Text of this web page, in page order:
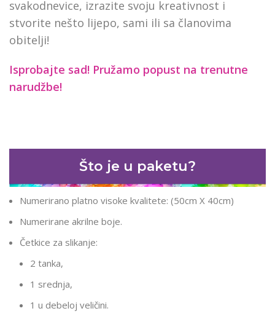
svakodnevice, izrazite svoju kreativnost i
stvorite nešto lijepo, sami ili sa članovima
obitelji!
Isprobajte sad! Pružamo popust na trenutne
narudžbe!
Što je u paketu?
Numerirano platno visoke kvalitete: (50cm X 40cm)
Numerirane akrilne boje.
Četkice za slikanje:
2 tanka,
1 srednja,
1 u debeloj veličini.